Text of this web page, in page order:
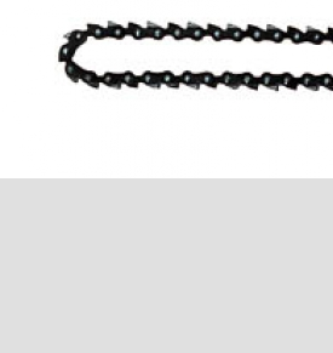
Цепь 12 x 300 mm; LS 103 / SG 400
для толщины шлица 12 мм (50 двойных
звеньев)
Catena 13 x 300 mm; LS 103 / SG 400
для толщины шлица 14 мм (50 двойных